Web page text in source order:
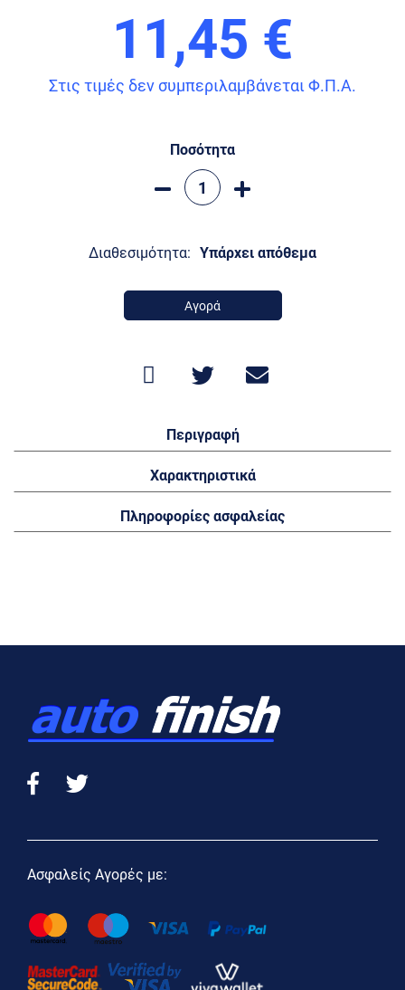
11,45 €
Στις τιμές δεν συμπεριλαμβάνεται Φ.Π.Α.
Ποσότητα
Διαθεσιμότητα: Υπάρχει απόθεμα
Αγορά
Περιγραφή
Χαρακτηριστικά
Πληροφορίες ασφαλείας
Ασφαλείς Αγορές με: